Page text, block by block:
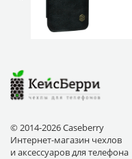
© 2014-2026 Caseberry
Интернет-магазин чехлов
и аксессуаров для телефона